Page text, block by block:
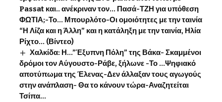
Passat και.. ανέκριναν τον… Πασά-ΤΖΗ για υπόθεση
ΦΩΤΙΑ;-Το… Μπουρλότο-Οι ομοιότητες με την ταινία
“Η Λίζα και η Άλλη” και η κατάληξη με την ταινία, Ηλία
Ρίχτο… (Βίντεο)
Χαλκίδα: Η…”Έξυπνη Πόλη” της Βάκα- Σκαμμένοι
δρόμοι τον Αύγουστο-Ράβε, ξήλωνε -Το …Ψηφιακό
αποτύπωμα της Έλενας-Δεν άλλαξαν τους αγωγούς
στην ανάπλαση- Θα το κάνουν τώρα-Αναζητείται
Τσίπα…